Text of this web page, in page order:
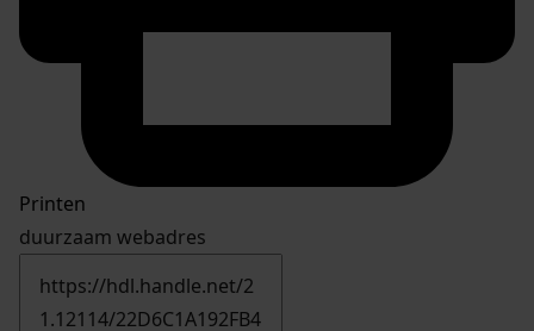
Printen
duurzaam webadres